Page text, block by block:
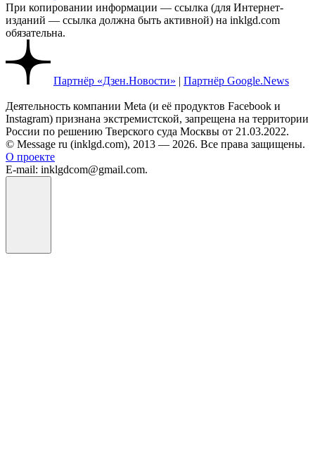
При копировании информации — ссылка (для Интернет-
изданий — ссылка должна быть активной) на inklgd.com
обязательна.
Партнёр «Дзен.Новости» | Партнёр Google.News
Деятельность компании Meta (и её продуктов Facebook и
Instagram) признана экстремистской, запрещена на территории
России по решению Тверского суда Москвы от 21.03.2022.
© Message ru (inklgd.com), 2013 — 2026. Все права защищены.
О проекте
E-mail: inklgdcom@gmail.com.